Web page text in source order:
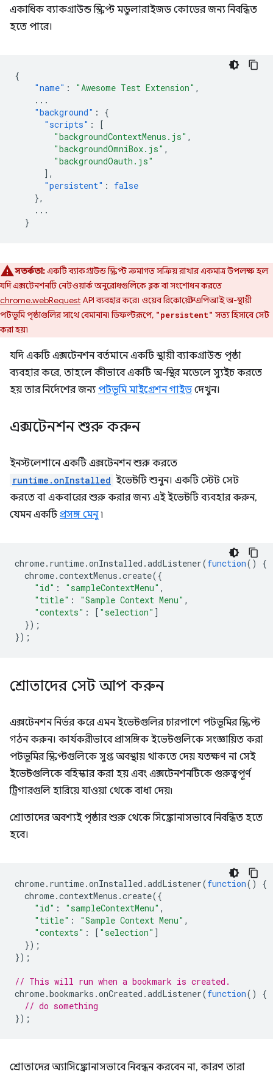
একাধিক ব্যাকগ্রাউন্ড স্ক্রিপ্ট মডুলারাইজড কোডের জন্য নিবন্ধিত
হতে পারে।
{
"name" : "Awesome Test Extension" ,
...
"background" :
{
"scripts" :
[
"backgroundContextMenus.js" ,
"backgroundOmniBox.js" ,
"backgroundOauth.js"
],
"persistent" :
false
},
...
}
সতর্কতা:একটি ব্যাকগ্রাউন্ড স্ক্রিপ্ট ক্রমাগত সক্রিয় রাখার একমাত্র উপলক্ষ হল
যদি এক্সটেনশনটি নেটওয়ার্ক অনুরোধগুলিকে ব্লক বা সংশোধন করতে
chrome.webRequestAPI ব্যবহার করে৷ ওয়েব রিকোয়েস্ট এপিআই অ-স্থায়ী
পটভূমি পৃষ্ঠাগুলির সাথে বেমানান৷ ডিফল্টরূপে, "persistent" সত্য হিসাবে সেট
করা হয়৷
যদি একটি এক্সটেনশন বর্তমানে একটি স্থায়ী ব্যাকগ্রাউন্ড পৃষ্ঠা
ব্যবহার করে, তাহলে কীভাবে একটি অ-স্থির মডেলে স্যুইচ করতে
হয় তার নির্দেশের জন্য পটভূমি মাইগ্রেশন গাইডদেখুন।
এক্সটেনশন শুরু করুন
ইনস্টলেশানে একটি এক্সটেনশন শুরু করতে
runtime.onInstalled ইভেন্টটি শুনুন। একটি স্টেট সেট
করতে বা একবারের শুরু করার জন্য এই ইভেন্টটি ব্যবহার করুন,
যেমন একটিপ্রসঙ্গ মেনু৷
chrome. runtime.onInstalled .addListener(function()
{
chrome.contextMenus .create({
"id" : "sampleContextMenu" ,
"title" : "Sample Context Menu" ,
"contexts" : [ "selection" ]
});
});
শ্রোতাদের সেট আপ করুন
এক্সটেনশন নির্ভর করে এমন ইভেন্টগুলির চারপাশে পটভূমির স্ক্রিপ্ট
গঠন করুন। কার্যকরীভাবে প্রাসঙ্গিক ইভেন্টগুলিকে সংজ্ঞায়িত করা
পটভূমির স্ক্রিপ্টগুলিকে সুপ্ত অবস্থায় থাকতে দেয় যতক্ষণ না সেই
ইভেন্টগুলিকে বহিস্কার করা হয় এবং এক্সটেনশনটিকে গুরুত্বপূর্ণ
ট্রিগারগুলি হারিয়ে যাওয়া থেকে বাধা দেয়৷
শ্রোতাদের অবশ্যই পৃষ্ঠার শুরু থেকে সিঙ্ক্রোনাসভাবে নিবন্ধিত হতে
হবে।
chrome. runtime.onInstalled .addListener(function()
{
chrome.contextMenus .create({
"id" : "sampleContextMenu" ,
"title" : "Sample Context Menu" ,
"contexts" : [ "selection" ]
});
});
// This will run when a bookmark is created.
chrome.bookmarks .onCreated .addListener(function()
{
// do something
});
শ্রোতাদের অ্যাসিঙ্ক্রোনাসভাবে নিবন্ধন করবেন না, কারণ তারা